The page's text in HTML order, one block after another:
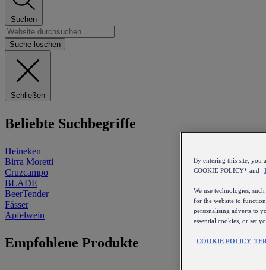
Suchen
Suche löschen
Schließen
Beliebte Suchbegriffe
Heineken
Birra Moretti
Cruzcampo
BLADE
BeerTender
Fässer
Apfelwein
Empfohlene Produkte
By entering this site, you
COOKIE POLICY* and
We use technologies,
for the website to
personalising adverts to
essential cookies, or set
COOKIE POLICY